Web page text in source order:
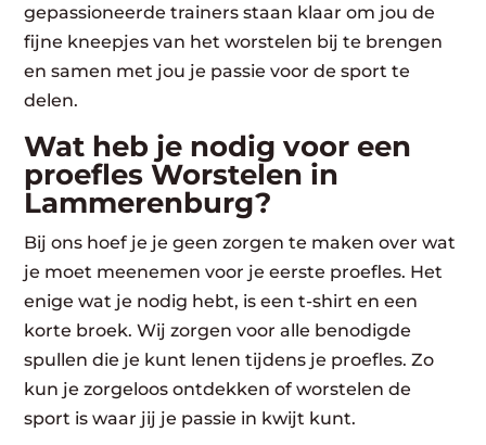
gepassioneerde trainers staan klaar om jou de
fijne kneepjes van het worstelen bij te brengen
en samen met jou je passie voor de sport te
delen.
Wat heb je nodig voor een
proefles Worstelen in
Lammerenburg?
Bij ons hoef je je geen zorgen te maken over wat
je moet meenemen voor je eerste proefles. Het
enige wat je nodig hebt, is een t-shirt en een
korte broek. Wij zorgen voor alle benodigde
spullen die je kunt lenen tijdens je proefles. Zo
kun je zorgeloos ontdekken of worstelen de
sport is waar jij je passie in kwijt kunt.